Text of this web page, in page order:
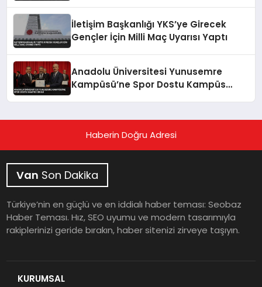
İletişim Başkanlığı YKS’ye Girecek
Gençler İçin Milli Maç Uyarısı Yaptı
Anadolu Üniversitesi Yunusemre
Kampüsü’ne Spor Dostu Kampüs
Haberin Doğru Adresi
Van Son Dakika
Türkiye’nin en güçlü ve en iddialı haber teması: Seobaz
Haber Teması. Hız, SEO uyumu ve modern tasarımıyla
rakiplerinizi geride bırakın, haber sitenizi zirveye taşıyın.
KURUMSAL